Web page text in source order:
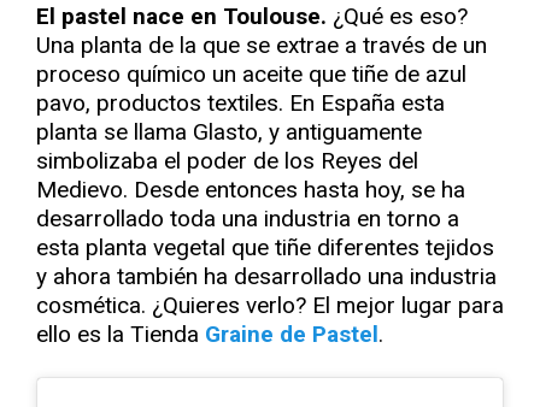
El pastel nace en Toulouse. ¿Qué es eso?
Una planta de la que se extrae a través de un
proceso químico un aceite que tiñe de azul
pavo, productos textiles. En España esta
planta se llama Glasto, y antiguamente
simbolizaba el poder de los Reyes del
Medievo. Desde entonces hasta hoy, se ha
desarrollado toda una industria en torno a
esta planta vegetal que tiñe diferentes tejidos
y ahora también ha desarrollado una industria
cosmética. ¿Quieres verlo? El mejor lugar para
ello es la Tienda Graine de Pastel.